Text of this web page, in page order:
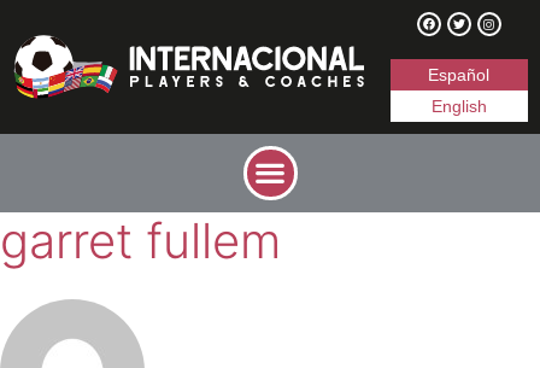
Español
English
garret fullem